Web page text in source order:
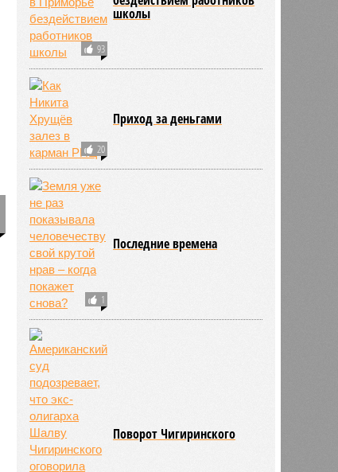
93
школы
20
Приход за деньгами
1
Последние времена
Поворот Чигиринского